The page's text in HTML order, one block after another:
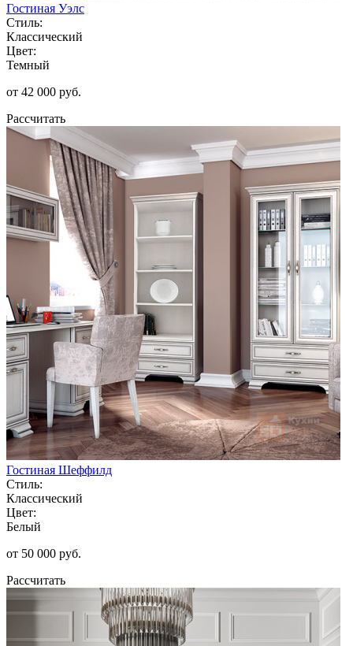
Гостиная Уэлс
Стиль:
Классический
Цвет:
Темный
от 42 000 руб.
Рассчитать
Гостиная Шеффилд
Стиль:
Классический
Цвет:
Белый
от 50 000 руб.
Рассчитать